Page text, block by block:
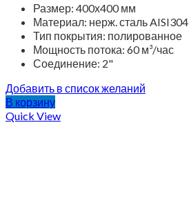
Размер: 400х400 мм
Материал: нерж. сталь AISI304
Тип покрытия: полированное
Мощность потока: 60 м³/час
Соединение: 2"
Добавить в список желаний
В корзину
Quick View